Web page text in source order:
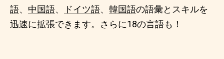
語、 中国語、 ドイツ語、 韓国語の語彙とスキルを
迅速に拡張できます。さらに18の言語も！